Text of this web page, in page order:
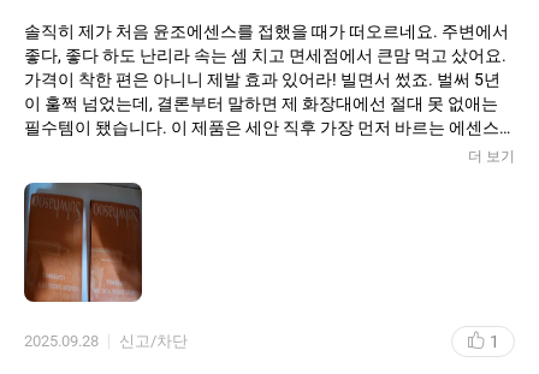
쿠팡엔 가품도 있을거 같아서 불안한데, 이 곳에서 좋은 가격에 정말
잘 샀어요.싼거 여러개 쓰지말고 윤조최고
솔직히 제가 처음 윤조에센스를 접했을 때가 떠오르네요. 주변에서
좋다, 좋다 하도 난리라 속는 셈 치고 면세점에서 큰맘 먹고 샀어요.
가격이 착한 편은 아니니 제발 효과 있어라! 빌면서 썼죠. 벌써 5년
이 훌쩍 넘었는데, 결론부터 말하면 제 화장대에선 절대 못 없애는
필수템이 됐습니다. 이 제품은 세안 직후 가장 먼저 바르는 에센스
스며들어요. 끈적이는 거 질색하는 저도 만족할 만큼 잔여감이 남지
않고, 오히려 피부 표면을 매끈하게 정돈해줘요. 이 한 방울이 다음
단계의 스킨케어가 피부에 잘 스며들 수 있도록 길을 열어주는 부스
터 역할을 제대로 해줍니다. 이젠 윤조 없이는 다른 제품을 100% 흡
수 못 시키는 기분이에요. 이걸 오래 쓰면서 가장 크게 달라진 건 피
더라고요. 흔히 말하는 번지르르한 기름광이 아니라, 피부 속에서부
더 보기
2025.09.28 신고/차단 1